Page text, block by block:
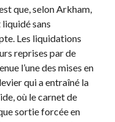
que, selon Arkham,
sans
Les liquidations
reprises par de
l’une des mises en
qui a entraîné la
où le carnet de
sortie forcée en